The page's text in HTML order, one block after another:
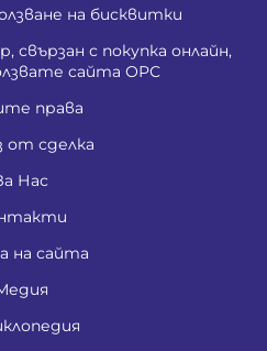
на бисквитки
свързан с покупка онлайн,
сайта ОРС
права
от сделка
Нас
на сайта